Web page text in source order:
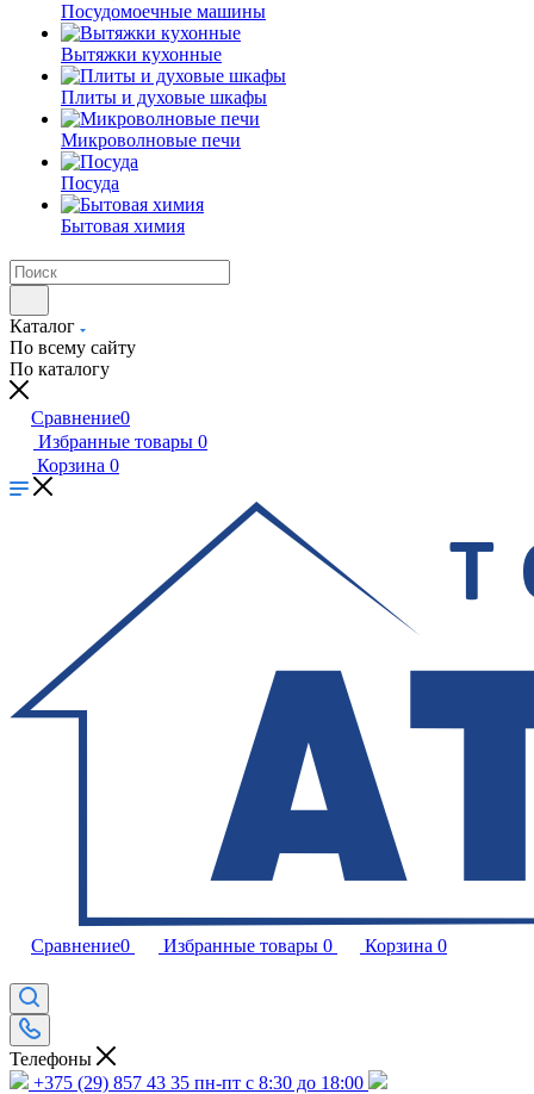
Посудомоечные машины
Вытяжки кухонные
Плиты и духовые шкафы
Микроволновые печи
Посуда
Бытовая химия
Каталог
По всему сайту
По каталогу
Сравнение0
Избранные товары 0
Корзина 0
Сравнение0 Избранные товары 0 Корзина 0
Телефоны
+375 (29) 857 43 35 пн-пт с 8:30 до 18:00